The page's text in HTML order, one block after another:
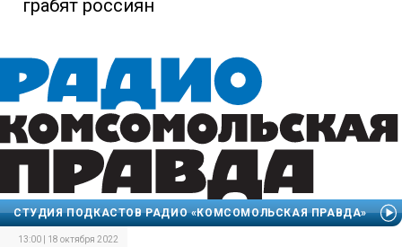
грабят россиян
СТУДИЯ ПОДКАСТОВ РАДИО «КОМСОМОЛЬСКАЯ ПРАВДА»
13:00 | 18 октября 2022